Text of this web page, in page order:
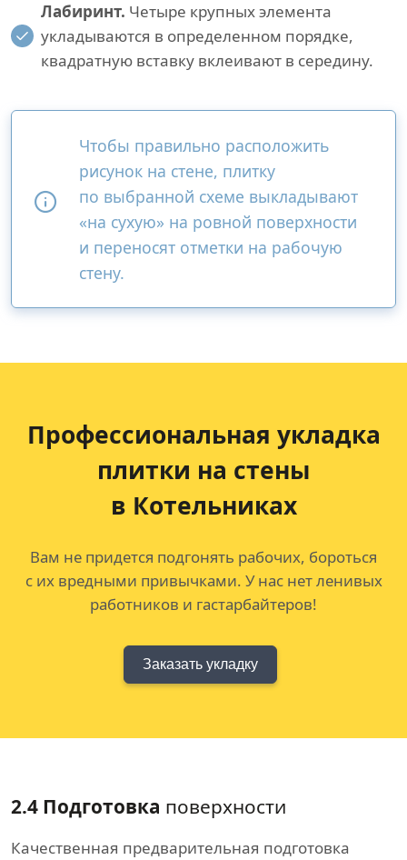
Лабиринт. Четыре крупных элемента
укладываются в определенном порядке,
квадратную вставку вклеивают в середину.
Чтобы правильно расположить
рисунок на стене, плитку
по выбранной схеме выкладывают
«на сухую» на ровной поверхности
и переносят отметки на рабочую
стену.
Профессиональная укладка
плитки на стены
в Котельниках
Вам не придется подгонять рабочих, бороться
с их вредными привычками. У нас нет ленивых
работников и гастарбайтеров!
Заказать укладку
2.4 Подготовка поверхности
Качественная предварительная подготовка